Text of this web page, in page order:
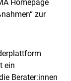
Homepage
zur
ein
Berater:innen